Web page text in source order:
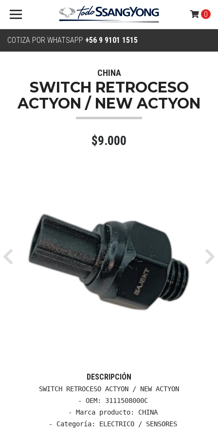
COTIZA POR WHATSAPP +56 9 9101 1515
0
CHINA
SWITCH RETROCESO
ACTYON / NEW ACTYON
$9.000
Previous
DESCRIPCIÓN
SWITCH RETROCESO ACTYON / NEW ACTYON
  - OEM: 3111508000C
  - Marca producto: CHINA
  - Categoría: ELECTRICO / SENSORES